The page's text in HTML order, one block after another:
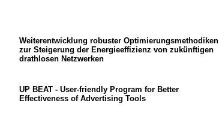
Weiterentwicklung robuster Optimierungsmethodiken
zur Steigerung der Energieeffizienz von zukünftigen
drathlosen Netzwerken
UP BEAT - User-friendly Program for Better
Effectiveness of Advertising Tools